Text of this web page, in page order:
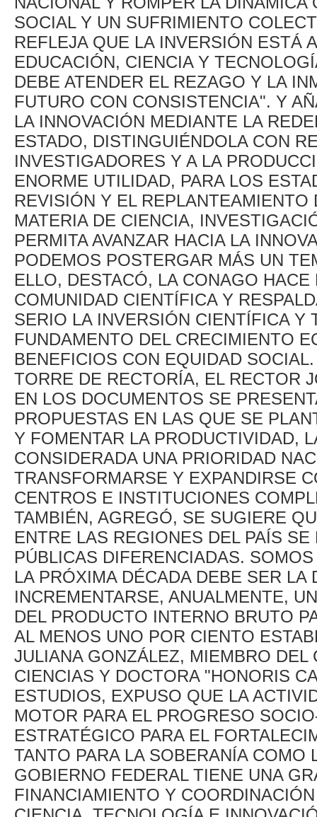
SOCIAL Y UN SUFRIMIENTO
REFLEJA QUE LA INVERSIÓN ESTÁ
EDUCACIÓN, CIENCIA Y
DEBE ATENDER EL REZAGO Y LA
FUTURO CON CONSISTENCIA". Y
LA INNOVACIÓN MEDIANTE LA
ESTADO, DISTINGUIÉNDOLA CON
INVESTIGADORES Y A LA
ENORME UTILIDAD, PARA LOS
REVISIÓN Y EL REPLANTEAMIENTO
MATERIA DE CIENCIA,
PERMITA AVANZAR HACIA LA
PODEMOS POSTERGAR MÁS UN
ELLO, DESTACÓ, LA CONAGO
COMUNIDAD CIENTÍFICA Y
SERIO LA INVERSIÓN CIENTÍFICA Y
FUNDAMENTO DEL CRECIMIENTO
BENEFICIOS CON EQUIDAD
TORRE DE RECTORÍA, EL RECTOR
EN LOS DOCUMENTOS SE
PROPUESTAS EN LAS QUE SE
Y FOMENTAR LA PRODUCTIVIDAD,
CONSIDERADA UNA PRIORIDAD
TRANSFORMARSE Y EXPANDIRSE
CENTROS E INSTITUCIONES
TAMBIÉN, AGREGÓ, SE SUGIERE
ENTRE LAS REGIONES DEL PAÍS
PÚBLICAS DIFERENCIADAS.
LA PRÓXIMA DÉCADA DEBE SER
INCREMENTARSE, ANUALMENTE,
DEL PRODUCTO INTERNO BRUTO
AL MENOS UNO POR CIENTO
JULIANA GONZÁLEZ, MIEMBRO DEL
CIENCIAS Y DOCTORA "HONORIS
ESTUDIOS, EXPUSO QUE LA
MOTOR PARA EL PROGRESO
ESTRATÉGICO PARA EL
TANTO PARA LA SOBERANÍA COMO
GOBIERNO FEDERAL TIENE UNA
FINANCIAMIENTO Y